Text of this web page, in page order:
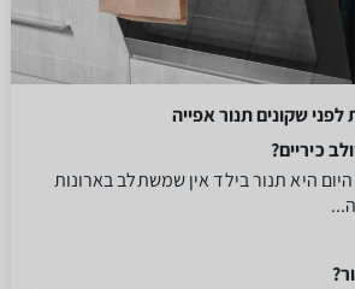
כיריים?
היא תנור בילד אין שמשתלב בארונות